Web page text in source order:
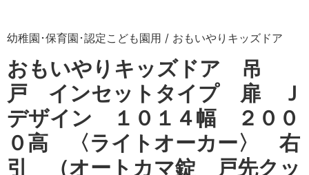
幼稚園･保育園･認定こども園用 / おもいやりキッズドア
おもいやりキッズドア 吊
戸 インセットタイプ 扉 Ｊ
デザイン １０１４幅 ２００
０高 〈ライトオーカー〉 右
引 （オートカマ錠 戸先クッ